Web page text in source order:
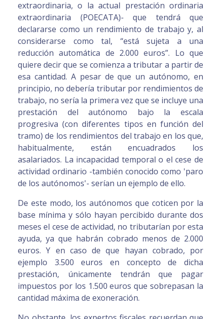
extraordinaria, o la actual prestación ordinaria
extraordinaria (POECATA)- que tendrá que
declararse como un rendimiento de trabajo y, al
considerarse como tal, “está sujeta a una
reducción automática de 2.000 euros”. Lo que
quiere decir que se comienza a tributar a partir de
esa cantidad. A pesar de que un autónomo, en
principio, no debería tributar por rendimientos de
trabajo, no sería la primera vez que se incluye una
prestación del autónomo bajo la escala
progresiva (con diferentes tipos en función del
tramo) de los rendimientos del trabajo en los que,
habitualmente, están encuadrados los
asalariados. La incapacidad temporal o el cese de
actividad ordinario -también conocido como 'paro
de los autónomos'- serían un ejemplo de ello.
De este modo, los autónomos que coticen por la
base mínima y sólo hayan percibido durante dos
meses el cese de actividad, no tributarían por esta
ayuda, ya que habrán cobrado menos de 2.000
euros. Y en caso de que hayan cobrado, por
ejemplo 3.500 euros en concepto de dicha
prestación, únicamente tendrán que pagar
impuestos por los 1.500 euros que sobrepasan la
cantidad máxima de exoneración.